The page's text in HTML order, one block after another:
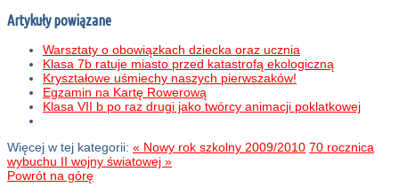
Artykuły powiązane
Warsztaty o obowiązkach dziecka oraz ucznia
Klasa 7b ratuje miasto przed katastrofą ekologiczną
Kryształowe uśmiechy naszych pierwszaków!
Egzamin na Kartę Rowerową
Klasa VII b po raz drugi jako twórcy animacji poklatkowej
Więcej w tej kategorii: « Nowy rok szkolny 2009/2010 70 rocznica
wybuchu II wojny światowej »
Powrót na górę